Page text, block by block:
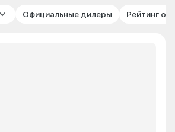
Официальные дилеры Рейтинг